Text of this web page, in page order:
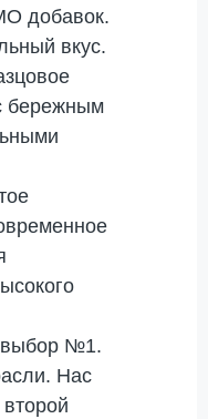
добавок.
вкус.
бережным
выбор №1.
Нас